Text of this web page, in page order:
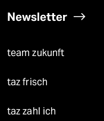
Newsletter
team zukunft
taz frisch
taz zahl ich